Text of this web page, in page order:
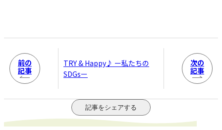
前の
記事
TRY & Happy♪ ー私たちの
SDGsー
次の
記事
記事をシェアする